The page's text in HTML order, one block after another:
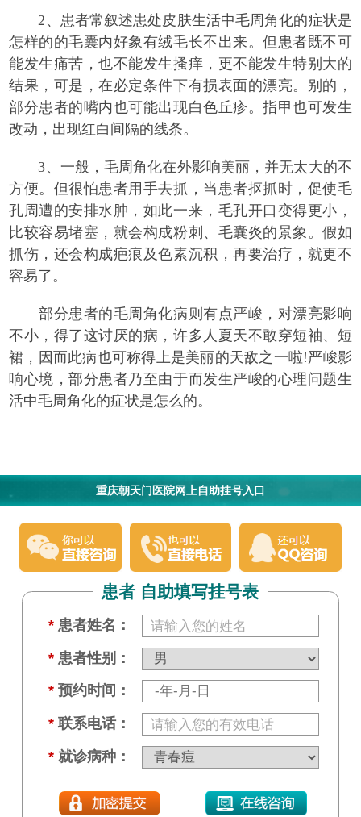
2、患者常叙述患处皮肤生活中毛周角化的症状是
怎样的的毛囊内好象有绒毛长不出来。但患者既不可
能发生痛苦，也不能发生搔痒，更不能发生特别大的
结果，可是，在必定条件下有损表面的漂亮。别的，
部分患者的嘴内也可能出现白色丘疹。指甲也可发生
改动，出现红白间隔的线条。
3、一般，毛周角化在外影响美丽，并无太大的不
方便。但很怕患者用手去抓，当患者抠抓时，促使毛
孔周遭的安排水肿，如此一来，毛孔开口变得更小，
比较容易堵塞，就会构成粉刺、毛囊炎的景象。假如
抓伤，还会构成疤痕及色素沉积，再要治疗，就更不
容易了。
部分患者的毛周角化病则有点严峻，对漂亮影响
不小，得了这讨厌的病，许多人夏天不敢穿短袖、短
裙，因而此病也可称得上是美丽的天敌之一啦!严峻影
响心境，部分患者乃至由于而发生严峻的心理问题生
活中毛周角化的症状是怎么的。
重庆朝天门医院网上自助挂号入口
患者 自助填写挂号表
* 患者姓名：
* 患者性别：
* 预约时间：
* 联系电话：
* 就诊病种：